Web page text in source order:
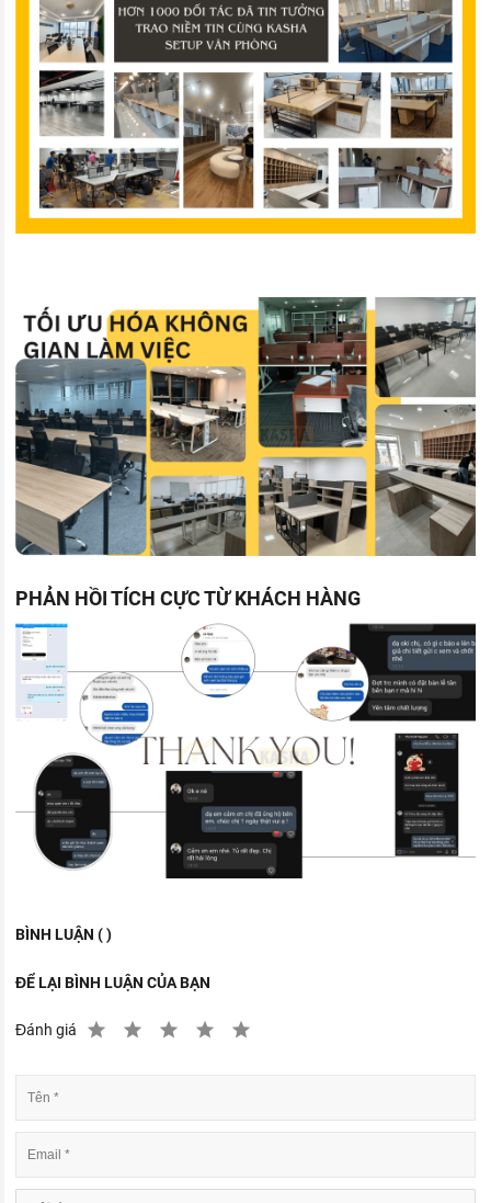
PHẢN HỒI TÍCH CỰC TỪ KHÁCH HÀNG
BÌNH LUẬN ( )
ĐỂ LẠI BÌNH LUẬN CỦA BẠN
Đánh giá